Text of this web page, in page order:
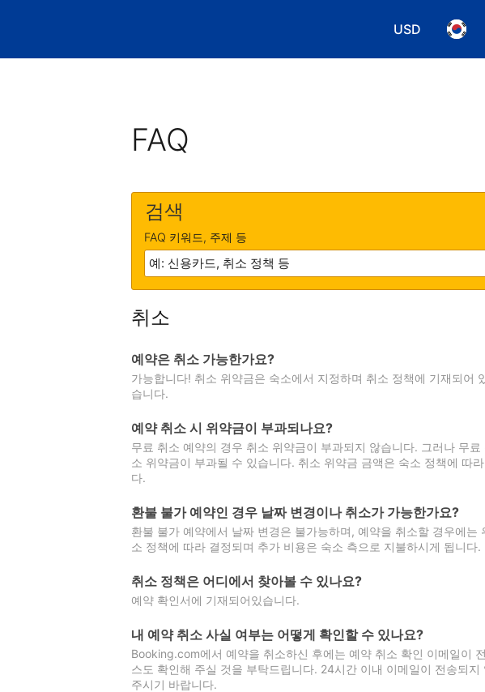
USD
통화 선택. 현
언어
FAQ
검색
FAQ 키워드, 주제 등
취소
예약은 취소 가능한가요?
가능합니다! 취소 위약금은 숙소에서 지정하며 취소 정책에 기재되어
습니다.
예약 취소 시 위약금이 부과되나요?
무료 취소 예약의 경우 취소 위약금이 부과되지 않습니다. 그러나 무
소 위약금이 부과될 수 있습니다. 취소 위약금 금액은 숙소 정책에 따
다.
환불 불가 예약인 경우 날짜 변경이나 취소가 가능한가요?
환불 불가 예약에서 날짜 변경은 불가능하며, 예약을 취소할 경우에
소 정책에 따라 결정되며 추가 비용은 숙소 측으로 지불하시게 됩니다.
취소 정책은 어디에서 찾아볼 수 있나요?
예약 확인서에 기재되어있습니다.
내 예약 취소 사실 여부는 어떻게 확인할 수 있나요?
Booking.com에서 예약을 취소하신 후에는 예약 취소 확인 이메일이
스도 확인해 주실 것을 부탁드립니다. 24시간 이내 이메일이 전송되
주시기 바랍니다.